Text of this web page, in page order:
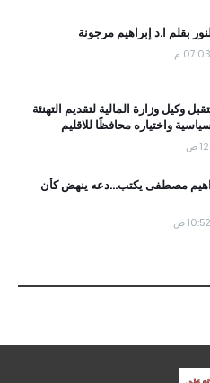
بقلم ا.د إبراهيم مرجونة
وكيل وزارة المالية لتقديم التهنئة
واختياره محافظًا للاقليم
مصطفى يكتب...دعه ينهض كأن